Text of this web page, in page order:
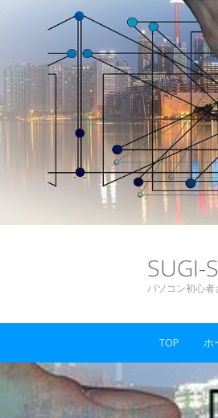
SUGI-
パソコン初心者
TOP ホ